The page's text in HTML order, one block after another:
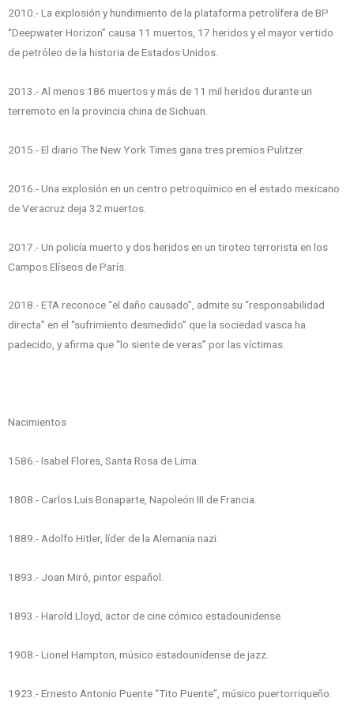
2010.- La explosión y hundimiento de la plataforma petrolífera de BP
“Deepwater Horizon” causa 11 muertos, 17 heridos y el mayor vertido
de petróleo de la historia de Estados Unidos.
2013.- Al menos 186 muertos y más de 11 mil heridos durante un
terremoto en la provincia china de Sichuan.
2015.- El diario The New York Times gana tres premios Pulitzer.
2016.- Una explosión en un centro petroquímico en el estado mexicano
de Veracruz deja 32 muertos.
2017.- Un policía muerto y dos heridos en un tiroteo terrorista en los
Campos Elíseos de París.
2018.- ETA reconoce “el daño causado”, admite su “responsabilidad
directa” en el “sufrimiento desmedido” que la sociedad vasca ha
padecido, y afirma que “lo siente de veras” por las víctimas.
Nacimientos
1586.- Isabel Flores, Santa Rosa de Lima.
1808.- Carlos Luis Bonaparte, Napoleón III de Francia.
1889.- Adolfo Hitler, líder de la Alemania nazi.
1893.- Joan Miró, pintor español.
1893.- Harold Lloyd, actor de cine cómico estadounidense.
1908.- Lionel Hampton, músico estadounidense de jazz.
1923.- Ernesto Antonio Puente “Tito Puente”, músico puertorriqueño.